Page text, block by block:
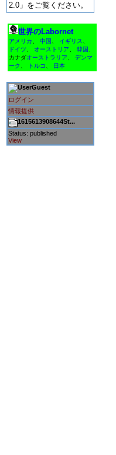
2.0」をご覧ください。
世界のLabornet
アメリカ 中国 イギリス
ドイツ
オーストリア 韓国
カナダオーストラリア
デンマ
ーク
トルコ 日本
Guest
ログイン
情報提供
1615613908644St...
Status: published
View